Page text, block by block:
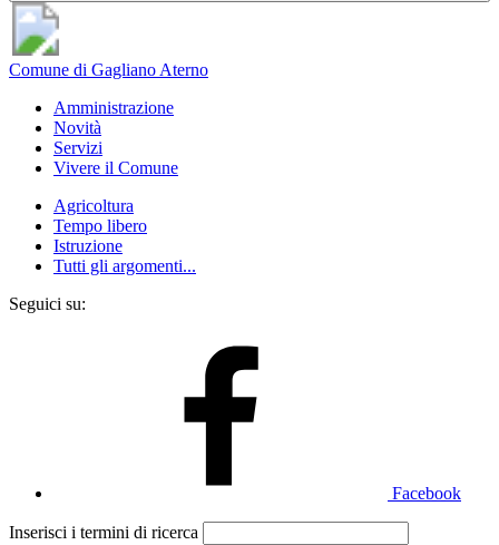
Comune di Gagliano Aterno
Amministrazione
Novità
Servizi
Vivere il Comune
Agricoltura
Tempo libero
Istruzione
Tutti gli argomenti...
Seguici su:
Facebook
Inserisci i termini di ricerca